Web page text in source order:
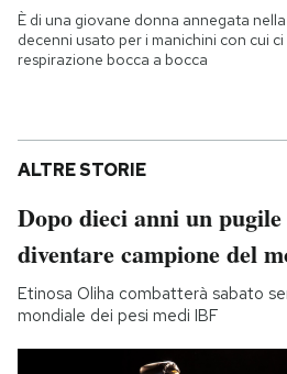
È di una giovane donna annegata
decenni usato per i manichini con cui
respirazione bocca a bocca
ALTRE STORIE
Dopo dieci anni un
diventare campione del
Etinosa Oliha combatterà sabato
mondiale dei pesi medi IBF